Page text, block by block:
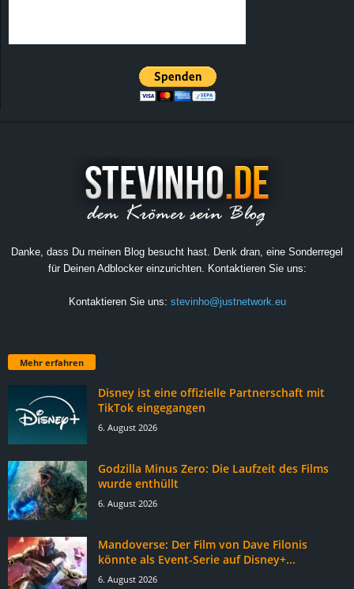
Danke, dass Du meinen Blog besucht hast. Denk dran, eine Sonderregel
für Deinen Adblocker einzurichten. Kontaktieren Sie uns:
Kontaktieren Sie uns: stevinho@justnetwork.eu
Mehr erfahren
Disney ist eine offizielle Partnerschaft mit
TikTok eingegangen
6. August 2026
Godzilla Minus Zero: Die Laufzeit des Films
wurde enthüllt
6. August 2026
Mandoverse: Der Film von Dave Filonis
könnte als Event-Serie auf Disney+...
6. August 2026